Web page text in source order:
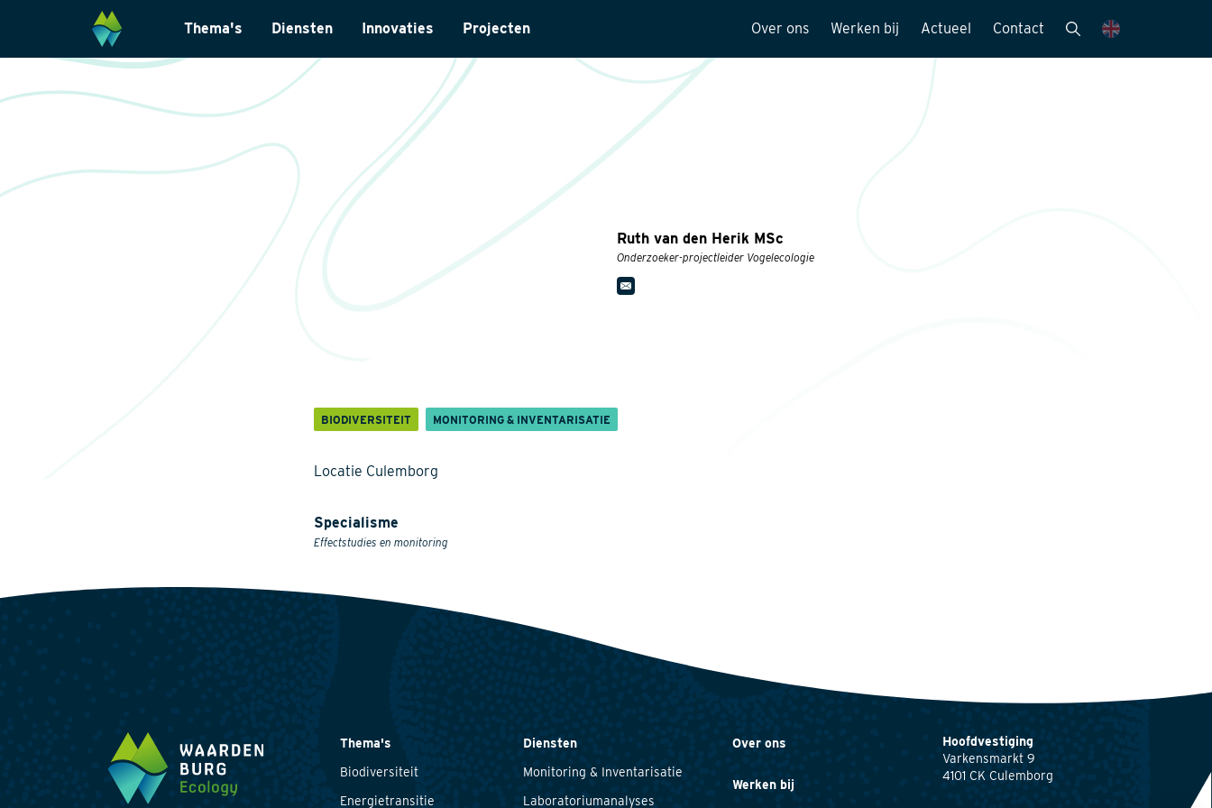
Thema's
Energietransitie
Natuurinclusief Ontwerp
Natuurherstel
Diensten
Monitoring & Inventarisatie
Laboratoriumanalyses
Landschapsarchitectuur
Internationaal
Datamanagement
Wet- en regelgeving
Innovaties Projecten Over ons Werken bij
Stagemogelijkheden
Actueel Contact
Ruth van den Herik MSc
Onderzoeker-projectleider Vogelecologie
BIODIVERSITEIT MONITORING & INVENTARISATIE
Locatie Culemborg
Specialisme
Effectstudies en monitoring
Hoofdvestiging
Varkensmarkt 9
4101 CK Culemborg
Thema's
Biodiversiteit
Energietransitie
Diensten
Monitoring & Inventarisatie
Laboratoriumanalyses
Over ons
Werken bij